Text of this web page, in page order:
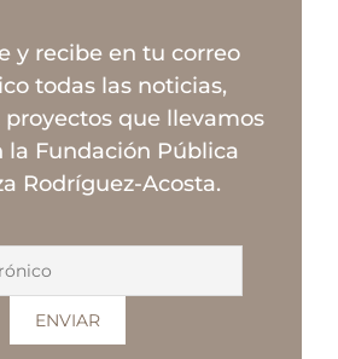
y recibe en tu correo
todas las noticias,
proyectos que llevamos
la Fundación Pública
Rodríguez-Acosta.